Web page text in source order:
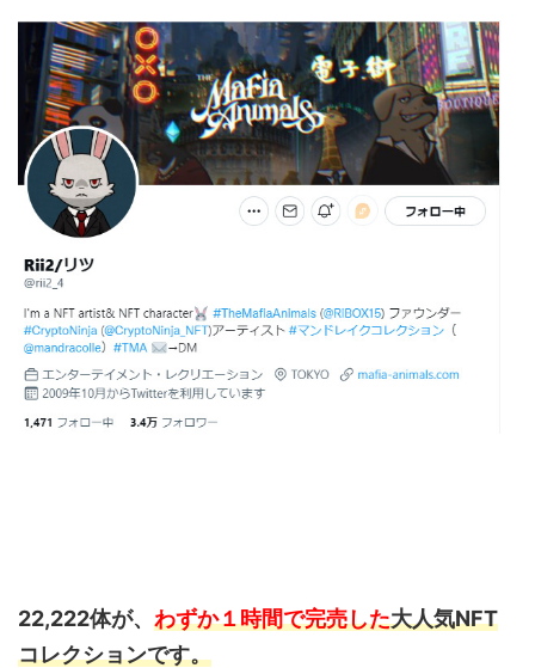
22,222体が、 わずか１時間で完売した大人気NFT
コレクションです。